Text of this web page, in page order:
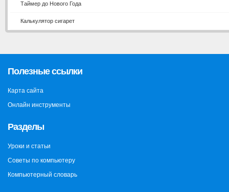
Таймер до Нового Года
Калькулятор сигарет
Полезные ссылки
Карта сайта
Онлайн инструменты
Разделы
Уроки и статьи
Советы по компьютеру
Компьютерный словарь